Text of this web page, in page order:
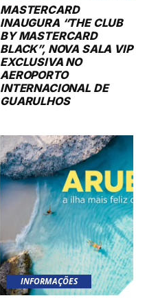
MASTERCARD
INAUGURA “THE CLUB
BY MASTERCARD
BLACK”, NOVA SALA VIP
EXCLUSIVA NO
AEROPORTO
INTERNACIONAL DE
GUARULHOS
INFORMAÇÕES